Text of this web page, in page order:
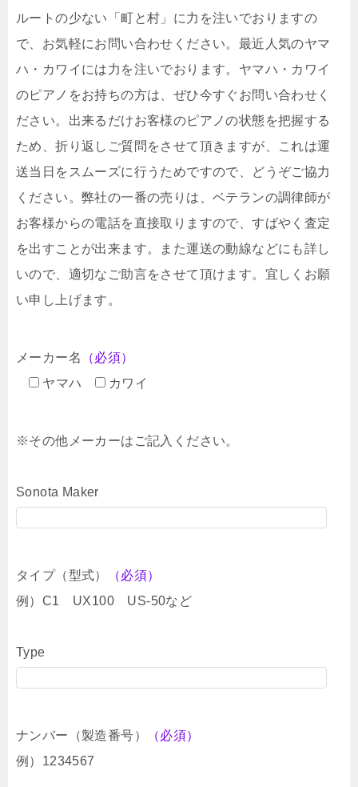
ルートの少ない「町と村」に力を注いでおりますの
で、お気軽にお問い合わせください。最近人気のヤマ
ハ・カワイには力を注いでおります。ヤマハ・カワイ
のピアノをお持ちの方は、ぜひ今すぐお問い合わせく
ださい。出来るだけお客様のピアノの状態を把握する
ため、折り返しご質問をさせて頂きますが、これは運
送当日をスムーズに行うためですので、どうぞご協力
ください。弊社の一番の売りは、ベテランの調律師が
お客様からの電話を直接取りますので、すばやく査定
を出すことが出来ます。また運送の動線などにも詳し
いので、適切なご助言をさせて頂けます。宜しくお願
い申し上げます。
メーカー名
（必須）
ヤマハ
カワイ
※その他メーカーはご記入ください。
Sonota Maker
タイプ（型式）
（必須）
例）C1 UX100 US-50など
Type
ナンバー（製造番号）
（必須）
例）1234567